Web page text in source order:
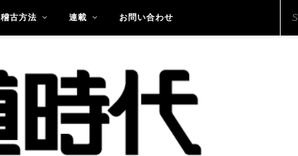
稽古方法 連載 お問い合わせ